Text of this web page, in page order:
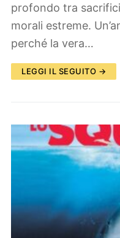
profondo tra
morali estreme.
perché la vera…
LEGGI IL SEGUITO →